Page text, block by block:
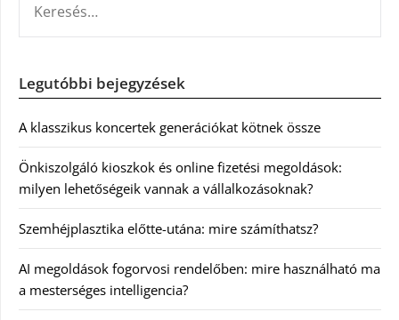
Legutóbbi bejegyzések
A klasszikus koncertek generációkat kötnek össze
Önkiszolgáló kioszkok és online fizetési megoldások:
milyen lehetőségeik vannak a vállalkozásoknak?
Szemhéjplasztika előtte-utána: mire számíthatsz?
AI megoldások fogorvosi rendelőben: mire használható ma
a mesterséges intelligencia?